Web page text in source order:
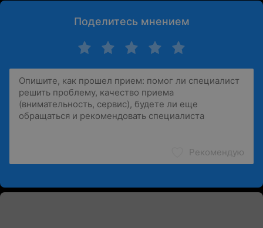
Поделитесь мнением
Рекомендую